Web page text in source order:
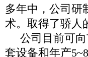
多年中，公司研
术。取得了骄人
公司目前可向
套设备和年产